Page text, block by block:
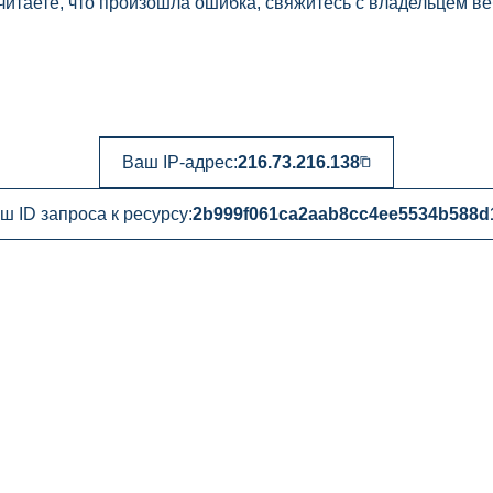
Ваш IP-адрес:216.73.216.138
ID запроса к ресурсу: